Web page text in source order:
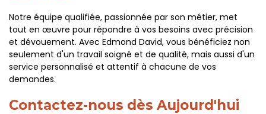
Notre équipe qualifiée, passionnée par son métier, met
tout en œuvre pour répondre à vos besoins avec précision
et dévouement. Avec Edmond David, vous bénéficiez non
seulement d'un travail soigné et de qualité, mais aussi d'un
service personnalisé et attentif à chacune de vos
demandes.
Contactez-nous dès Aujourd'hui